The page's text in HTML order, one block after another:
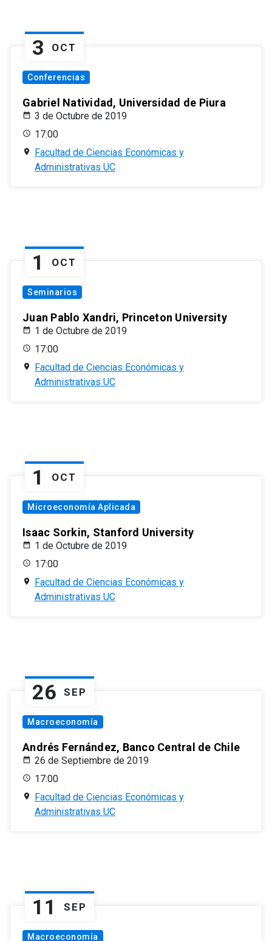
3 OCT
Conferencias
Gabriel Natividad, Universidad de Piura
3 de Octubre de 2019
17:00
Facultad de Ciencias Económicas y
Administrativas UC
1 OCT
Seminarios
Juan Pablo Xandri, Princeton University
1 de Octubre de 2019
17:00
Facultad de Ciencias Económicas y
Administrativas UC
1 OCT
Microeconomía Aplicada
Isaac Sorkin, Stanford University
1 de Octubre de 2019
17:00
Facultad de Ciencias Económicas y
Administrativas UC
26 SEP
Macroeconomía
Andrés Fernández, Banco Central de Chile
26 de Septiembre de 2019
17:00
Facultad de Ciencias Económicas y
Administrativas UC
11 SEP
Macroeconomía